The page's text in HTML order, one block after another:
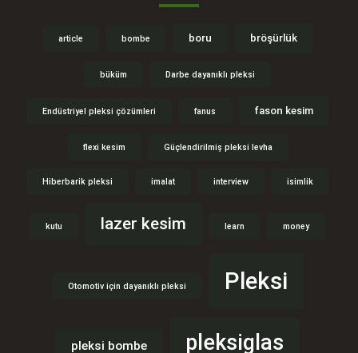
article bombe boru bröşürlük
büküm Darbe dayanıklı pleksi
Endüstriyel pleksi çözümleri fanus fason kesim
flexi kesim Güçlendirilmiş pleksi levha
Hiberbarik pleksi imalat interview isimlik
kutu lazer kesim learn money
Otomotiv için dayanıklı pleksi Pleksi
pleksi bombe pleksiglas